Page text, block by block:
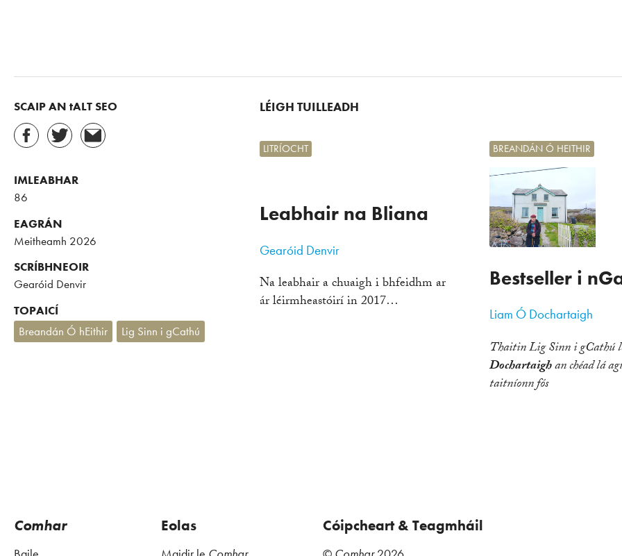
SCAIP AN tALT SEO
IMLEABHAR
86
EAGRÁN
Meitheamh 2026
SCRÍBHNEOIR
Gearóid Denvir
TOPAICÍ
Breandán Ó hEithir
Lig Sinn i gCathú
LÉIGH TUILLEADH
Leabhair na Bliana
LITRÍOCHT
Gearóid Denvir
Na leabhair a chuaigh i bhfeidhm ar
ár léirmheastóirí in 2017…
Bestseller i
BREANDÁN Ó HEITHIR
Liam Ó Dochartaigh
Thaitin Lig Sinn i gCathú
Dochartaighan chéad lá
taitníonn fós
Comhar Eolas Cóipcheart & Teagmháil